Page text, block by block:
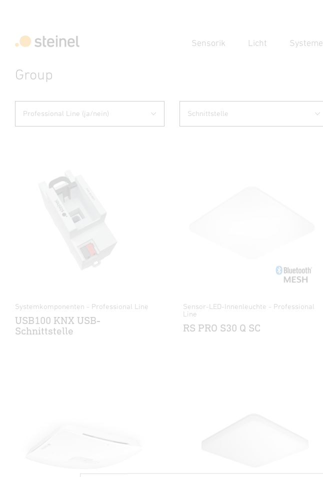
Sensorik Licht Systeme
Group
Professional Line (ja/nein) Schnittstelle
Systemkomponenten - Professional Line
USB100 KNX USB-
Schnittstelle
Sensor-LED-Innenleuchte - Professional
Line
RS PRO S30 Q SC